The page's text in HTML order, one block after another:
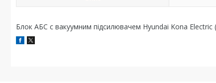
Блок АБС с вакуумним підсилювачем Hyundai Kona Electric